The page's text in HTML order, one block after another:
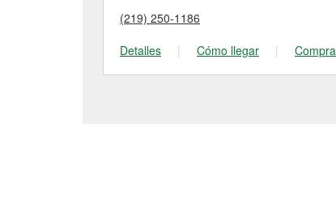
(219) 250-1186
Detalles
| Cómo llegar |